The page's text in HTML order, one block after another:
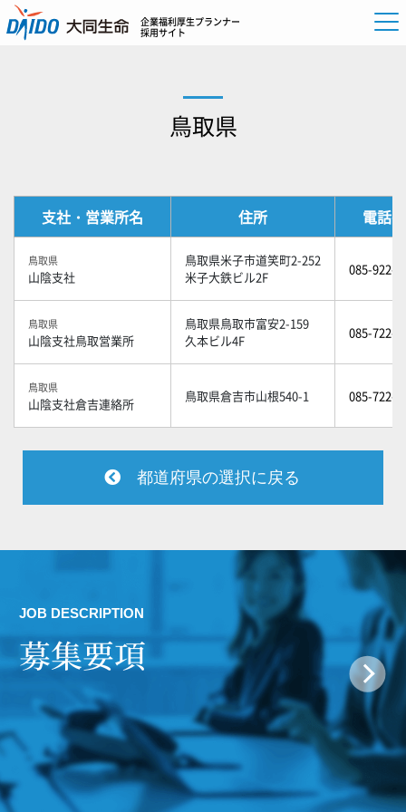
企業福利厚生プランナー
採用サイト
鳥取県
支社・営業所名 住所 電話
鳥取県
山陰支社
鳥取県米子市道笑町2-252
米子大鉄ビル2F
085-922-
鳥取県
山陰支社鳥取営業所
鳥取県鳥取市富安2-159
久本ビル4F
085-722-
鳥取県
山陰支社倉吉連絡所 鳥取県倉吉市山根540-1 085-722-
都道府県の選択に戻る
JOB DESCRIPTION
募集要項